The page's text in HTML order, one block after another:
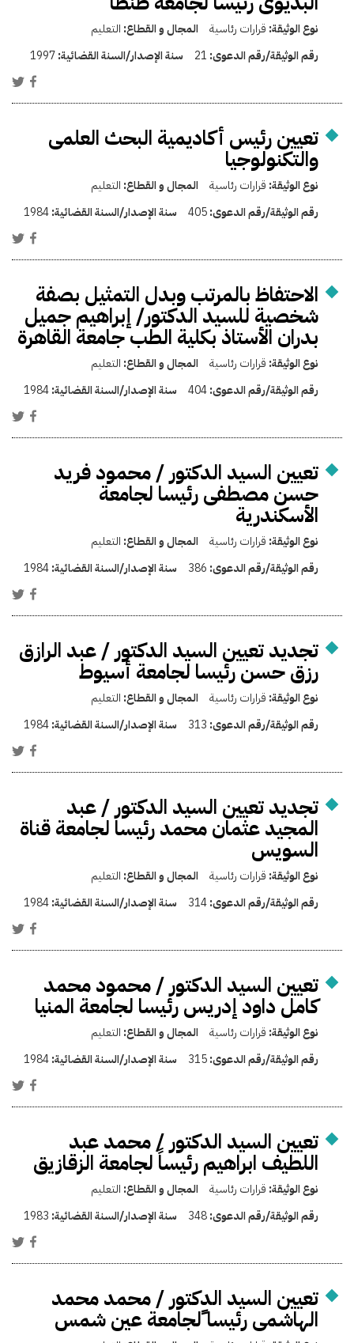
نوع الوثيقة: قرارات رئاسية المجال و القطاع: التعليم
رقم الوثيقة/رقم الدعوى: 21 سنة الإصدار/السنة القضائية:1997
تعيين رئيس أكاديمية البحث العلمى
والتكنولوجيا
نوع الوثيقة: قرارات رئاسية المجال و القطاع: التعليم
رقم الوثيقة/رقم الدعوى:405 سنة الإصدار/السنة القضائية:1984
الاحتفاظ بالمرتب وبدل التمثيل بصفة
شخصية للسيد الدكتور/ إبراهيم جميل
بدران الأستاذ بكلية الطب جامعة القاهرة
نوع الوثيقة: قرارات رئاسية المجال و القطاع: التعليم
رقم الوثيقة/رقم الدعوى:404 سنة الإصدار/السنة القضائية:1984
تعيين السيد الدكتور / محمود فريد
حسن مصطفى رئيسا لجامعة
الأسكندرية
نوع الوثيقة: قرارات رئاسية المجال و القطاع: التعليم
رقم الوثيقة/رقم الدعوى: 386 سنة الإصدار/السنة القضائية:1984
تجديد تعيين السيد الدكتور / عبد الرازق
رزق حسن رئيسا لجامعة أسيوط
نوع الوثيقة: قرارات رئاسية المجال و القطاع: التعليم
رقم الوثيقة/رقم الدعوى: 313 سنة الإصدار/السنة القضائية:1984
تجديد تعيين السيد الدكتور / عبد
المجيد عثمان محمد رئيسا لجامعة قناة
السويس
نوع الوثيقة: قرارات رئاسية المجال و القطاع: التعليم
رقم الوثيقة/رقم الدعوى:314 سنة الإصدار/السنة القضائية:1984
تعيين السيد الدكتور / محمود محمد
كامل داود إدريس رئيسا لجامعة المنيا
نوع الوثيقة: قرارات رئاسية المجال و القطاع: التعليم
رقم الوثيقة/رقم الدعوى:315 سنة الإصدار/السنة القضائية:1984
تعيين السيد الدكتور / محمد عبد
اللطيف ابراهيم رئيساً لجامعة الزقازيق
نوع الوثيقة: قرارات رئاسية المجال و القطاع: التعليم
رقم الوثيقة/رقم الدعوى:348 سنة الإصدار/السنة القضائية: 1983
تعيين السيد الدكتور / محمد محمد
الهاشمى رئيسا ًلجامعة عين شمس